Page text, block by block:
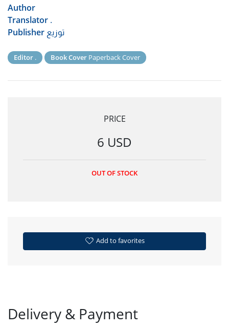
Author
Translator .
Publisher توزيع
Editor . Book Cover Paperback Cover
PRICE
6 USD
OUT OF STOCK
Add to favorites
Delivery & Payment